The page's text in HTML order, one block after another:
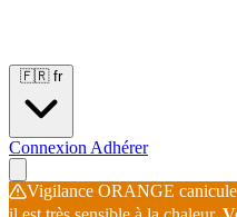
🇫🇷 fr
Connexion Adhérer
Vigilance ORANGE canicule